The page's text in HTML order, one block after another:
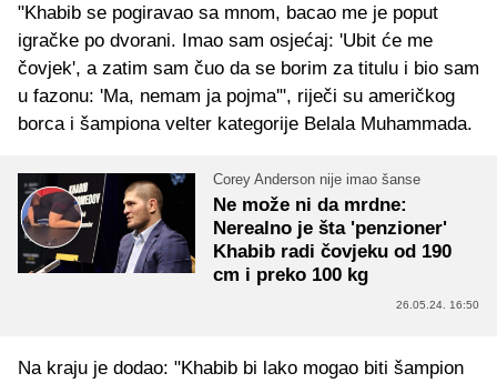
"Khabib se pogiravao sa mnom, bacao me je poput
igračke po dvorani. Imao sam osjećaj: 'Ubit će me
čovjek', a zatim sam čuo da se borim za titulu i bio sam
u fazonu: 'Ma, nemam ja pojma'", riječi su američkog
borca i šampiona velter kategorije Belala Muhammada.
Corey Anderson nije imao šanse
Ne može ni da mrdne:
Nerealno je šta 'penzioner'
Khabib radi čovjeku od 190
cm i preko 100 kg
26.05.24. 16:50
Na kraju je dodao: "Khabib bi lako mogao biti šampion